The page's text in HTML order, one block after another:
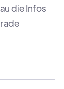
die Infos